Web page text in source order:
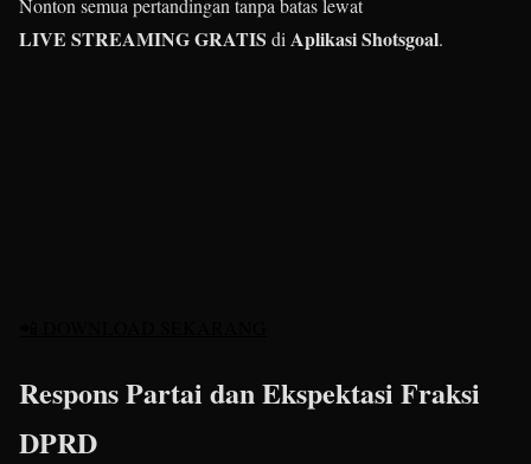
Nonton semua pertandingan tanpa batas lewat
LIVE STREAMING GRATIS di Aplikasi Shotsgoal.
Respons Partai dan Ekspektasi Fraksi
DPRD